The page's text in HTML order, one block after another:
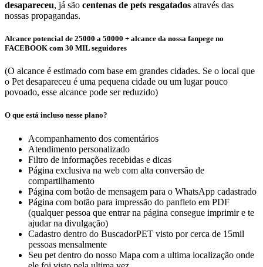
desapareceu, já são centenas de pets resgatados através das
nossas propagandas.
Alcance potencial de 25000 a 50000 + alcance da nossa fanpege no
FACEBOOK com 30 MIL seguidores
(O alcance é estimado com base em grandes cidades. Se o local que
o Pet desapareceu é uma pequena cidade ou um lugar pouco
povoado, esse alcance pode ser reduzido)
O que está incluso nesse plano?
Acompanhamento dos comentários
Atendimento personalizado
Filtro de informações recebidas e dicas
Página exclusiva na web com alta conversão de
compartilhamento
Página com botão de mensagem para o WhatsApp cadastrado
Página com botão para impressão do panfleto em PDF
(qualquer pessoa que entrar na página consegue imprimir e te
ajudar na divulgação)
Cadastro dentro do BuscadorPET visto por cerca de 15mil
pessoas mensalmente
Seu pet dentro do nosso Mapa com a ultima localização onde